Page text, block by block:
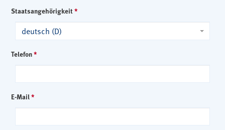
Staatsangehörigkeit*
deutsch (D)
Telefon*
E-Mail*